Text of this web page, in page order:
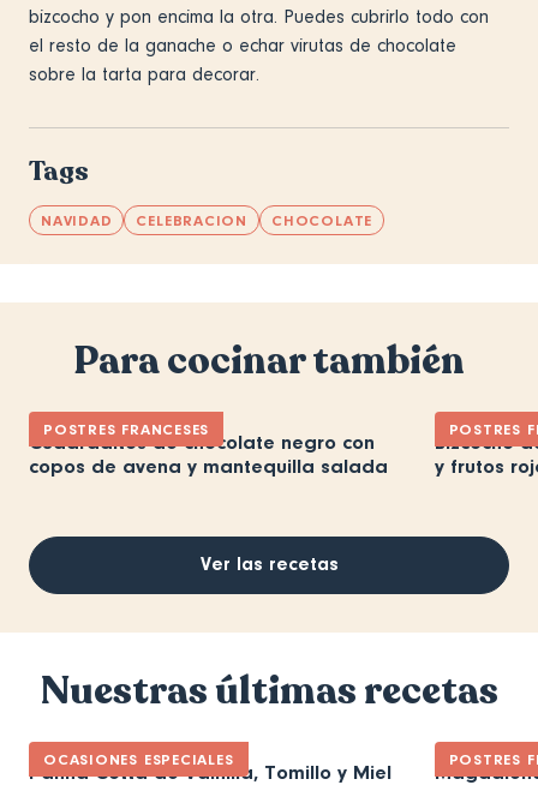
bizcocho y pon encima la otra. Puedes cubrirlo todo con
el resto de la ganache o echar virutas de chocolate
sobre la tarta para decorar.
Tags
NAVIDAD CELEBRACION CHOCOLATE
Para cocinar también
POSTRES FRANCESES
Cuadraditos de chocolate negro con
copos de avena y mantequilla salada
POSTRES
Bizcocho
y frutos
Ver las recetas
Nuestras últimas recetas
OCASIONES ESPECIALES
Panna Cotta de Vainilla, Tomillo y Miel
POSTRES